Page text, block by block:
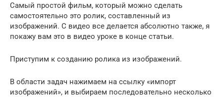
Самый простой фильм, который можно сделать
самостоятельно это ролик, составленный из
изображений. С видео все делается абсолютно также, я
покажу вам это в видео уроке в конце статьи.
Приступим к созданию ролика из изображений.
В области задач нажимаем на ссылку «импорт
изображений», и выбираем последовательно несколько